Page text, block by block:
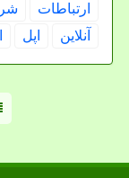
ارتباطات
آنلاین
اپل